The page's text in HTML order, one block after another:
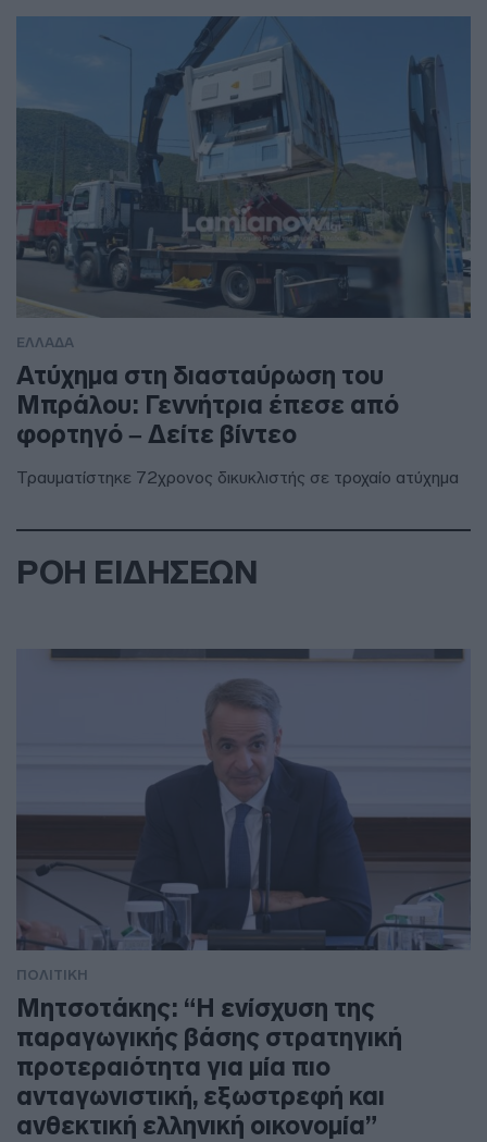
ΕΛΛΑΔΑ
Ατύχημα στη διασταύρωση του
Μπράλου: Γεννήτρια έπεσε από
φορτηγό – Δείτε βίντεο
Τραυματίστηκε 72χρονος δικυκλιστής σε τροχαίο ατύχημα
ΡΟΗ ΕΙΔΗΣΕΩΝ
ΠΟΛΙΤΙΚΗ
Μητσοτάκης: “Η ενίσχυση της
παραγωγικής βάσης στρατηγική
προτεραιότητα για μία πιο
ανταγωνιστική, εξωστρεφή και
ανθεκτική ελληνική οικονομία”